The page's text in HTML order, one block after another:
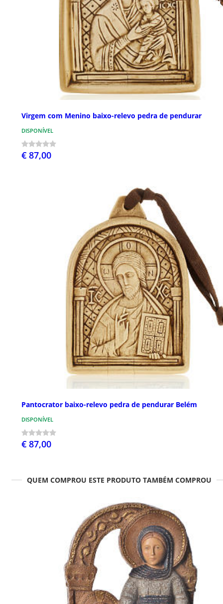
Virgem com Menino baixo-relevo pedra de pendurar
DISPONÍVEL
€ 87,00
Pantocrator baixo-relevo pedra de pendurar Belém
DISPONÍVEL
€ 87,00
QUEM COMPROU ESTE PRODUTO TAMBÉM COMPROU